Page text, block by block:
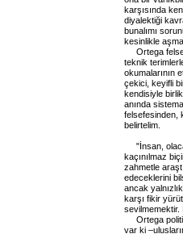
karşısında
diyalektiği
bunalımı
kesinlikle aşma
Ortega
teknik
okumalarının
çekici, keyifli
kendisiyle
anında
felsefesinden,
belirtelim.
"İnsan,
kaçınılmaz
zahmetle
edeceklerini
ancak
karşı fikir
sevilmemektir.
Ortega
var ki